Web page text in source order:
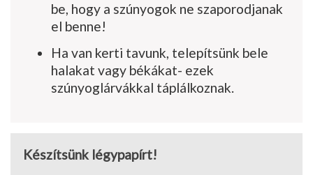
be, hogy a szúnyogok ne szaporodjanak
el benne!
Ha van kerti tavunk, telepítsünk bele
halakat vagy békákat- ezek
szúnyoglárvákkal táplálkoznak.
Készítsünk légypapírt!